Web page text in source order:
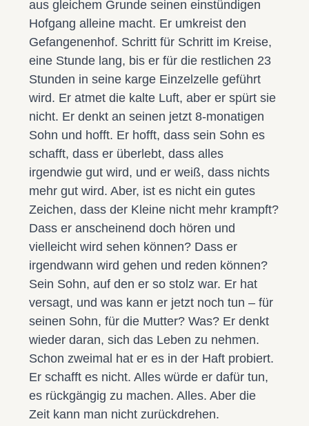
aus gleichem Grunde seinen einstündigen
Hofgang alleine macht. Er umkreist den
Gefangenenhof. Schritt für Schritt im Kreise,
eine Stunde lang, bis er für die restlichen 23
Stunden in seine karge Einzelzelle geführt
wird. Er atmet die kalte Luft, aber er spürt sie
nicht. Er denkt an seinen jetzt 8-monatigen
Sohn und hofft. Er hofft, dass sein Sohn es
schafft, dass er überlebt, dass alles
irgendwie gut wird, und er weiß, dass nichts
mehr gut wird. Aber, ist es nicht ein gutes
Zeichen, dass der Kleine nicht mehr krampft?
Dass er anscheinend doch hören und
vielleicht wird sehen können? Dass er
irgendwann wird gehen und reden können?
Sein Sohn, auf den er so stolz war. Er hat
versagt, und was kann er jetzt noch tun – für
seinen Sohn, für die Mutter? Was? Er denkt
wieder daran, sich das Leben zu nehmen.
Schon zweimal hat er es in der Haft probiert.
Er schafft es nicht. Alles würde er dafür tun,
es rückgängig zu machen. Alles. Aber die
Zeit kann man nicht zurückdrehen.